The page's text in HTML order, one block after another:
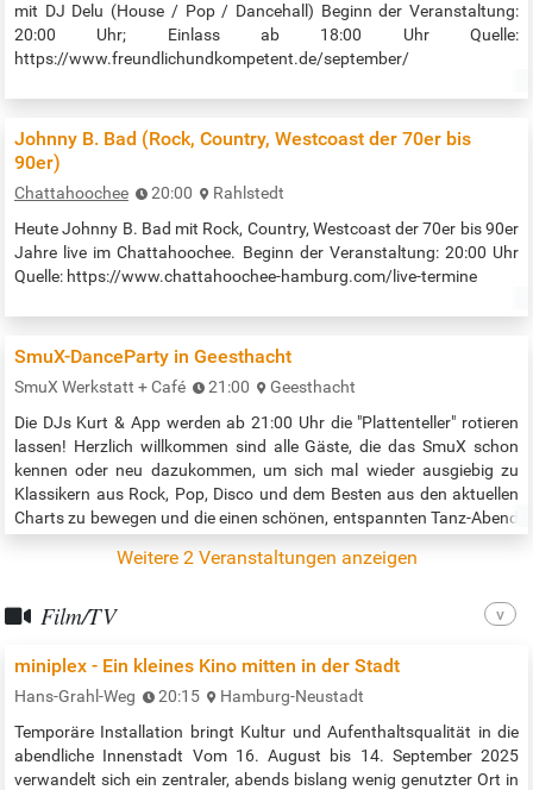
mit DJ Delu (House / Pop / Dancehall) Beginn der Veranstaltung:
20:00 Uhr; Einlass ab 18:00 Uhr Quelle:
https://www.freundlichundkompetent.de/september/
Johnny B. Bad (Rock, Country, Westcoast der 70er bis
90er)
Chattahoochee 20:00
Rahlstedt
Heute Johnny B. Bad mit Rock, Country, Westcoast der 70er bis 90er
Jahre live im Chattahoochee. Beginn der Veranstaltung: 20:00 Uhr
Quelle: https://www.chattahoochee-hamburg.com/live-termine
SmuX-DanceParty in Geesthacht
SmuX Werkstatt + Café 21:00
Geesthacht
Die DJs Kurt & App werden ab 21:00 Uhr die "Plattenteller" rotieren
lassen! Herzlich willkommen sind alle Gäste, die das SmuX schon
kennen oder neu dazukommen, um sich mal wieder ausgiebig zu
Klassikern aus Rock, Pop, Disco und dem Besten aus den aktuellen
Charts zu bewegen und die einen schönen, entspannten Tanz-Abend
Begleitung Erziehungsberechtigter dabei sein.​ Der Eintritt ist frei;…
Weitere 2 Veranstaltungen anzeigen
Film/TV
miniplex - Ein kleines Kino mitten in der Stadt
Hans-Grahl-Weg 20:15
Hamburg-Neustadt
Temporäre Installation bringt Kultur und Aufenthaltsqualität in die
abendliche Innenstadt Vom 16. August bis 14. September 2025
verwandelt sich ein zentraler, abends bislang wenig genutzter Ort in